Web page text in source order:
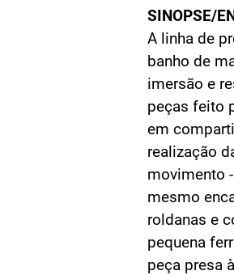
SINOPSE/
A linha de
banho de
imersão e
peças feito
em
realização
movimento
mesmo
roldanas e
pequena
peça presa